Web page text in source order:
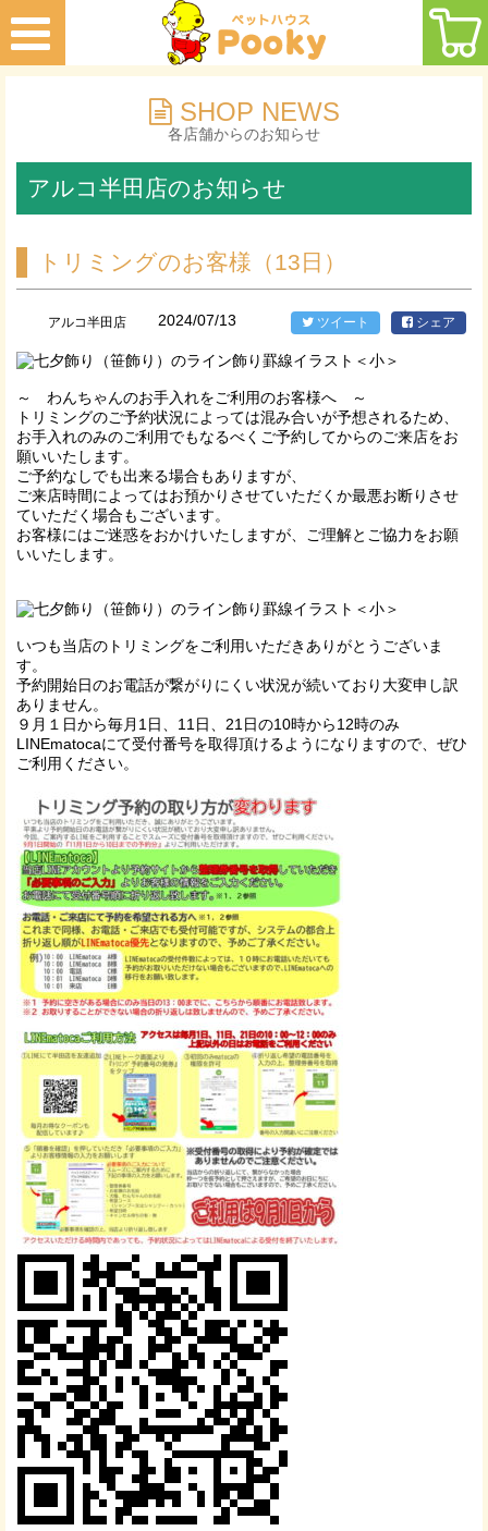
SHOP NEWS
各店舗からのお知らせ
アルコ半田店のお知らせ
トリミングのお客様（13日）
アルコ半田店 2024/07/13 ツイート シェア
～ わんちゃんのお手入れをご利用のお客様へ ～
トリミングのご予約状況によっては混み合いが予想されるため、
お手入れのみのご利用でもなるべくご予約してからのご来店をお
願いいたします。
ご予約なしでも出来る場合もありますが、
ご来店時間によってはお預かりさせていただくか最悪お断りさせ
ていただく場合もございます。
お客様にはご迷惑をおかけいたしますが、ご理解とご協力をお願
いいたします。
いつも当店のトリミングをご利用いただきありがとうございま
す。
予約開始日のお電話が繋がりにくい状況が続いており大変申し訳
ありません。
９月１日から毎月1日、11日、21日の10時から12時のみ
LINEmatocaにて受付番号を取得頂けるようになりますので、ぜひ
ご利用ください。